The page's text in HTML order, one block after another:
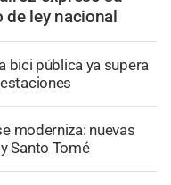
ley nacional
bici pública ya supera
moderniza: nuevas
Santo Tomé